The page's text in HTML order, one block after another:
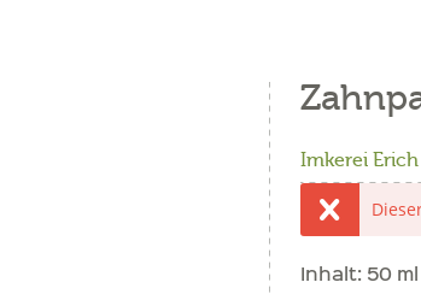
Imkerei
Inhalt: 50 ml